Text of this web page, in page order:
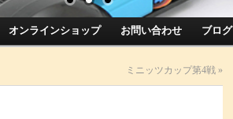
オンラインショップ お問い合わせ ブログ
ミニッツカップ第4戦 »